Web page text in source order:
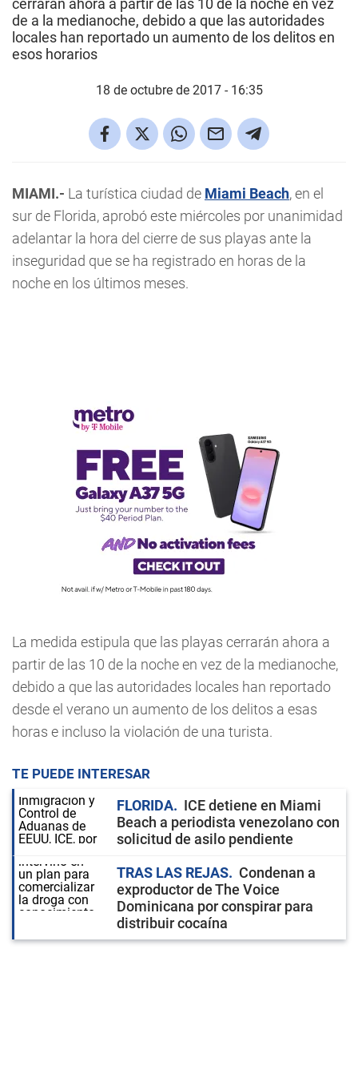
cerrarán ahora a partir de las 10 de la noche en vez
de a la medianoche, debido a que las autoridades
locales han reportado un aumento de los delitos en
esos horarios
18 de octubre de 2017 - 16:35
MIAMI.- La turística ciudad de Miami Beach, en el
sur de Florida, aprobó este miércoles por unanimidad
adelantar la hora del cierre de sus playas ante la
inseguridad que se ha registrado en horas de la
noche en los últimos meses.
La medida estipula que las playas cerrarán ahora a
partir de las 10 de la noche en vez de la medianoche,
debido a que las autoridades locales han reportado
desde el verano un aumento de los delitos a esas
horas e incluso la violación de una turista.
TE PUEDE INTERESAR
FLORIDA
ICE detiene en Miami
Beach a periodista venezolano con
solicitud de asilo pendiente
TRAS LAS REJAS
Condenan a
exproductor de The Voice
Dominicana por conspirar para
distribuir cocaína